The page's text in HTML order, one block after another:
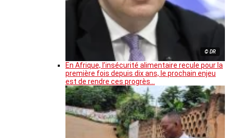
© DR
En Afrique, l’insécurité alimentaire recule pour la
première fois depuis dix ans, le prochain enjeu
est de rendre ces progrès…